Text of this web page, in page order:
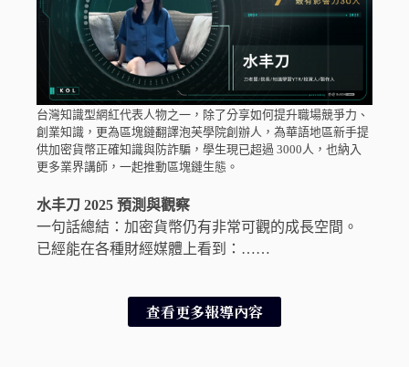
台灣知識型網紅代表人物之一，除了分享如何提升職場競爭力、
創業知識，更為區塊鏈翻譯泡芙學院創辦人，為華語地區新手提
供加密貨幣正確知識與防詐騙，學生現已超過 3000人，也納入
更多業界講師，一起推動區塊鏈生態。
水丰刀 2025 預測與觀察
一句話總結：加密貨幣仍有非常可觀的成長空間。
已經能在各種財經媒體上看到：……
查看更多報導內容